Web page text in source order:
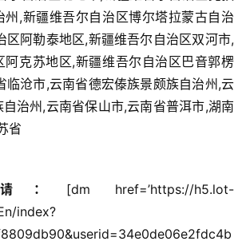
州,新疆维吾尔自治区博尔塔拉蒙古自治
区阿勒泰地区,新疆维吾尔自治区双河市,
阿克苏地区,新疆维吾尔自治区巴音郭楞
临沧市,云南省德宏傣族景颇族自治州,云
治州,云南省保山市,云南省普洱市,湖南
省
： [dm href=’https://h5.lot-
index?